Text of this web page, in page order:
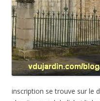
inscription se trouve sur le